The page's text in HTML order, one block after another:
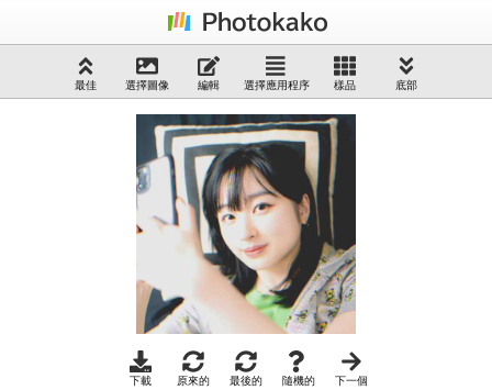
最佳 選擇圖像 編輯 選擇應用程序 樣品 底部
下載 原來的 最後的 隨機的 下一個